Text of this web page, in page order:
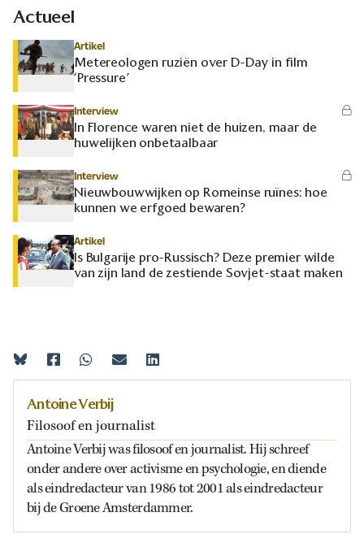
Actueel
Artikel
Metereologen ruziën over D-Day in film
‘Pressure’
Interview
In Florence waren niet de huizen, maar de
huwelijken onbetaalbaar
Interview
Nieuwbouwwijken op Romeinse ruïnes: hoe
kunnen we erfgoed bewaren?
Artikel
Is Bulgarije pro-Russisch? Deze premier wilde
van zijn land de zestiende Sovjet-staat maken
Antoine Verbij
Filosoof en journalist
Antoine Verbij was filosoof en journalist. Hij schreef
onder andere over activisme en psychologie, en diende
als eindredacteur van 1986 tot 2001 als eindredacteur
bij de Groene Amsterdammer.